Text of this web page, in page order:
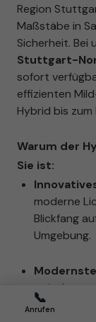
Region
Maßstäbe in
Sicherheit. Bei
Stuttgart-
sofort
effizienten
Hybrid bis
Warum der
Sie ist:
moderne
Blickfang
Umgebung.
zwischen
maximale
📞
Anrufen